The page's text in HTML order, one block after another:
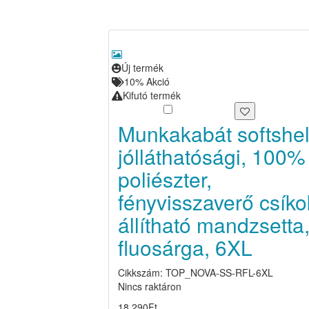
Új termék
10% Akció
Kifutó termék
Munkakabát softshel
jólláthatósági, 100%
poliészter,
fényvisszaverő
állítható mandzsetta,
fluosárga, 6XL
Cikkszám: TOP_NOVA-SS-RFL-6XL
Nincs raktáron